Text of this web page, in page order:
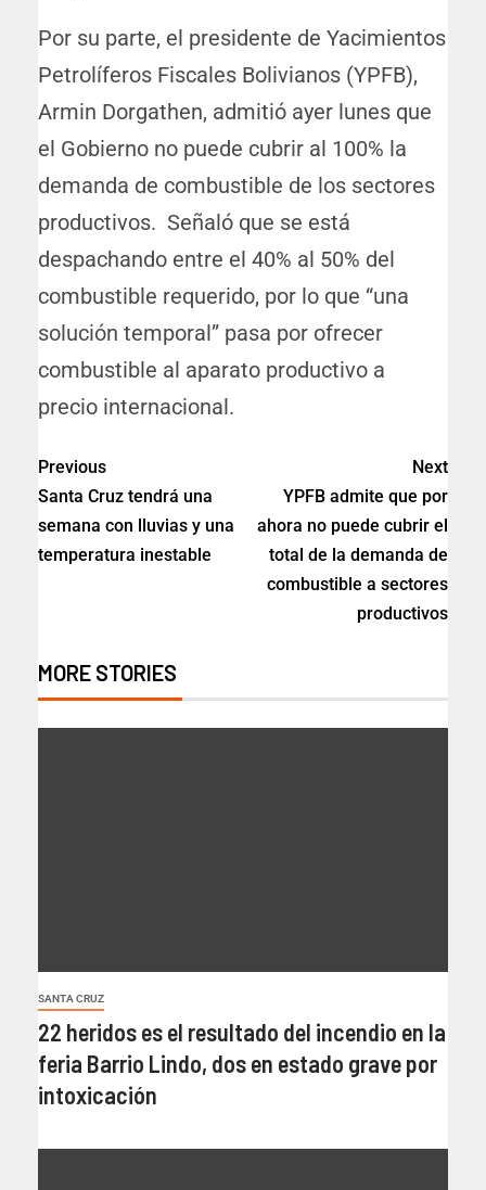
Por su parte, el presidente de Yacimientos
Petrolíferos Fiscales Bolivianos (YPFB),
Armin Dorgathen, admitió ayer lunes que
el Gobierno no puede cubrir al 100% la
demanda de combustible de los sectores
productivos. Señaló que se está
despachando entre el 40% al 50% del
combustible requerido, por lo que “una
solución temporal” pasa por ofrecer
combustible al aparato productivo a
precio internacional.
Previous
Santa Cruz tendrá una
semana con lluvias y una
temperatura inestable
Next
YPFB admite que por
ahora no puede cubrir el
total de la demanda de
combustible a sectores
productivos
MORE STORIES
SANTA CRUZ
22 heridos es el resultado del incendio en la
feria Barrio Lindo, dos en estado grave por
intoxicación